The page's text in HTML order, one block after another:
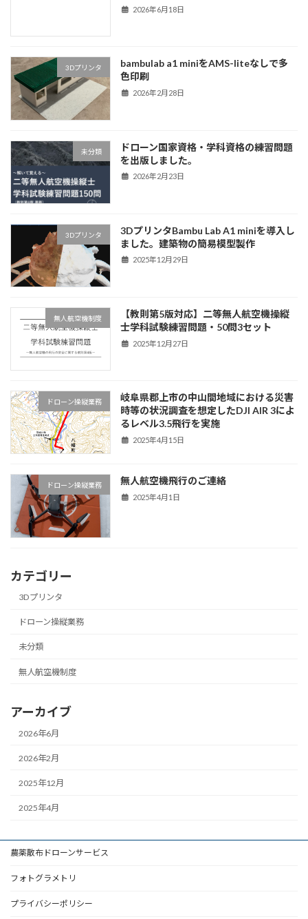
2026年6月18日
3Dプリンタ
bambulab a1 miniをAMS-liteなしで多
色印刷
2026年2月28日
未分類
ドローン国家資格・学科資格の練習問題
を出版しました。
2026年2月23日
3Dプリンタ
3DプリンタBambu Lab A1 miniを導入し
ました。建築物の簡易模型製作
2025年12月29日
無人航空機制度
【教則第5版対応】二等無人航空機操縦
士学科試験練習問題・50問3セット
2025年12月27日
ドローン操縦業務
岐阜県郡上市の中山間地域における災害
時等の状況調査を想定したDJI AIR 3によ
るレベル3.5飛行を実施
2025年4月15日
ドローン操縦業務 無人航空機飛行のご連絡
2025年4月1日
カテゴリー
3Dプリンタ
ドローン操縦業務
未分類
無人航空機制度
アーカイブ
2026年6月
2026年2月
2025年12月
2025年4月
農薬散布ドローンサービス
フォトグラメトリ
プライバシーポリシー